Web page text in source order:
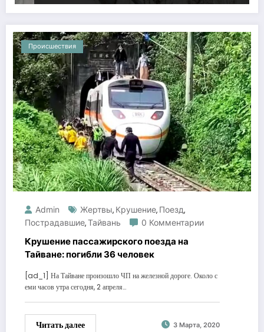
Происшествия
Admin Жертвы, Крушение, Поезд,
Пострадавшие,Тайвань 0 Комментарии
Крушение пассажирского поезда на
Тайване: погибли 36 человек
[ad_1] На Тайване произошло ЧП на железной дороге. Около с
еми часов утра сегодня, 2 апреля…
Читать далее 3 Марта, 2020